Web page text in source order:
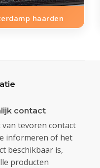
haarden
contact
tevoren contact
informeren of het
beschikbaar is,
producten